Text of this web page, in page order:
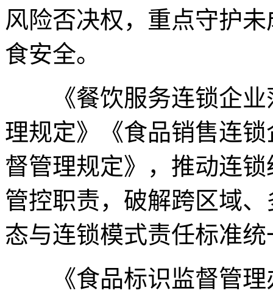
风险否决权，重点守护
食安全。
《餐饮服务连锁企业
理规定》《食品销售连
督管理规定》，推动连
管控职责，破解跨区域
态与连锁模式责任标准
《食品标识监督管理